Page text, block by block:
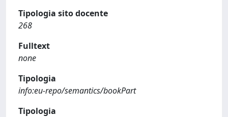
Tipologia sito docente
268
Fulltext
none
Tipologia
info:eu-repo/semantics/bookPart
Tipologia